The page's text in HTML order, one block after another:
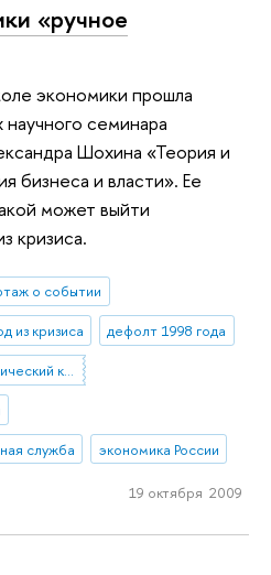
«ручное
экономики прошла
научного семинара
Шохина «Теория и
бизнеса и власти». Ее
может выйти
кризиса.
о событии
из кризиса
дефолт 1998 года
мировой финансово-экономический кризис
служба
экономика России
19 октября 2009